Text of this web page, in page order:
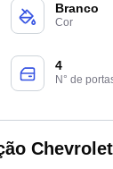
Branco
Cor
4
N° de